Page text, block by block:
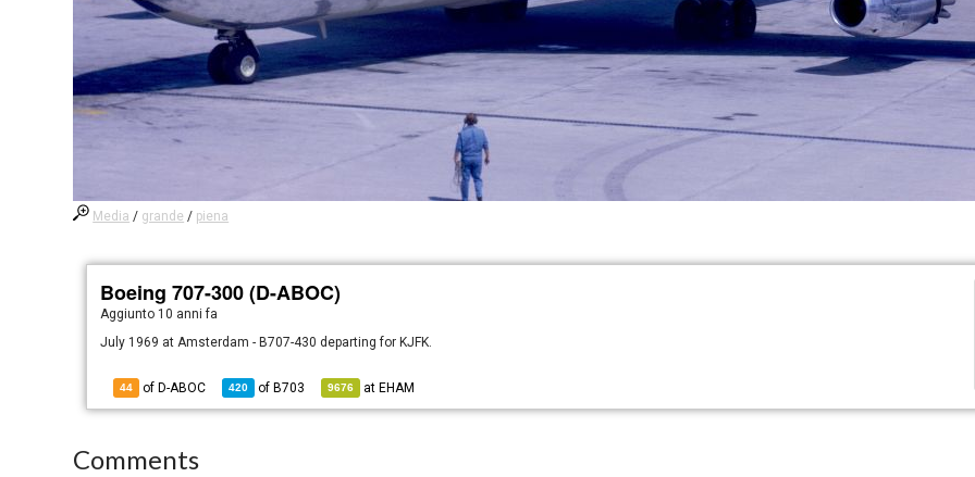
Media / grande / piena
Boeing 707-300 (D-ABOC)
Aggiunto 10 anni fa
July 1969 at Amsterdam - B707-430 departing for KJFK.
44 of D-ABOC 420 of B703 9676 at EHAM
Comments